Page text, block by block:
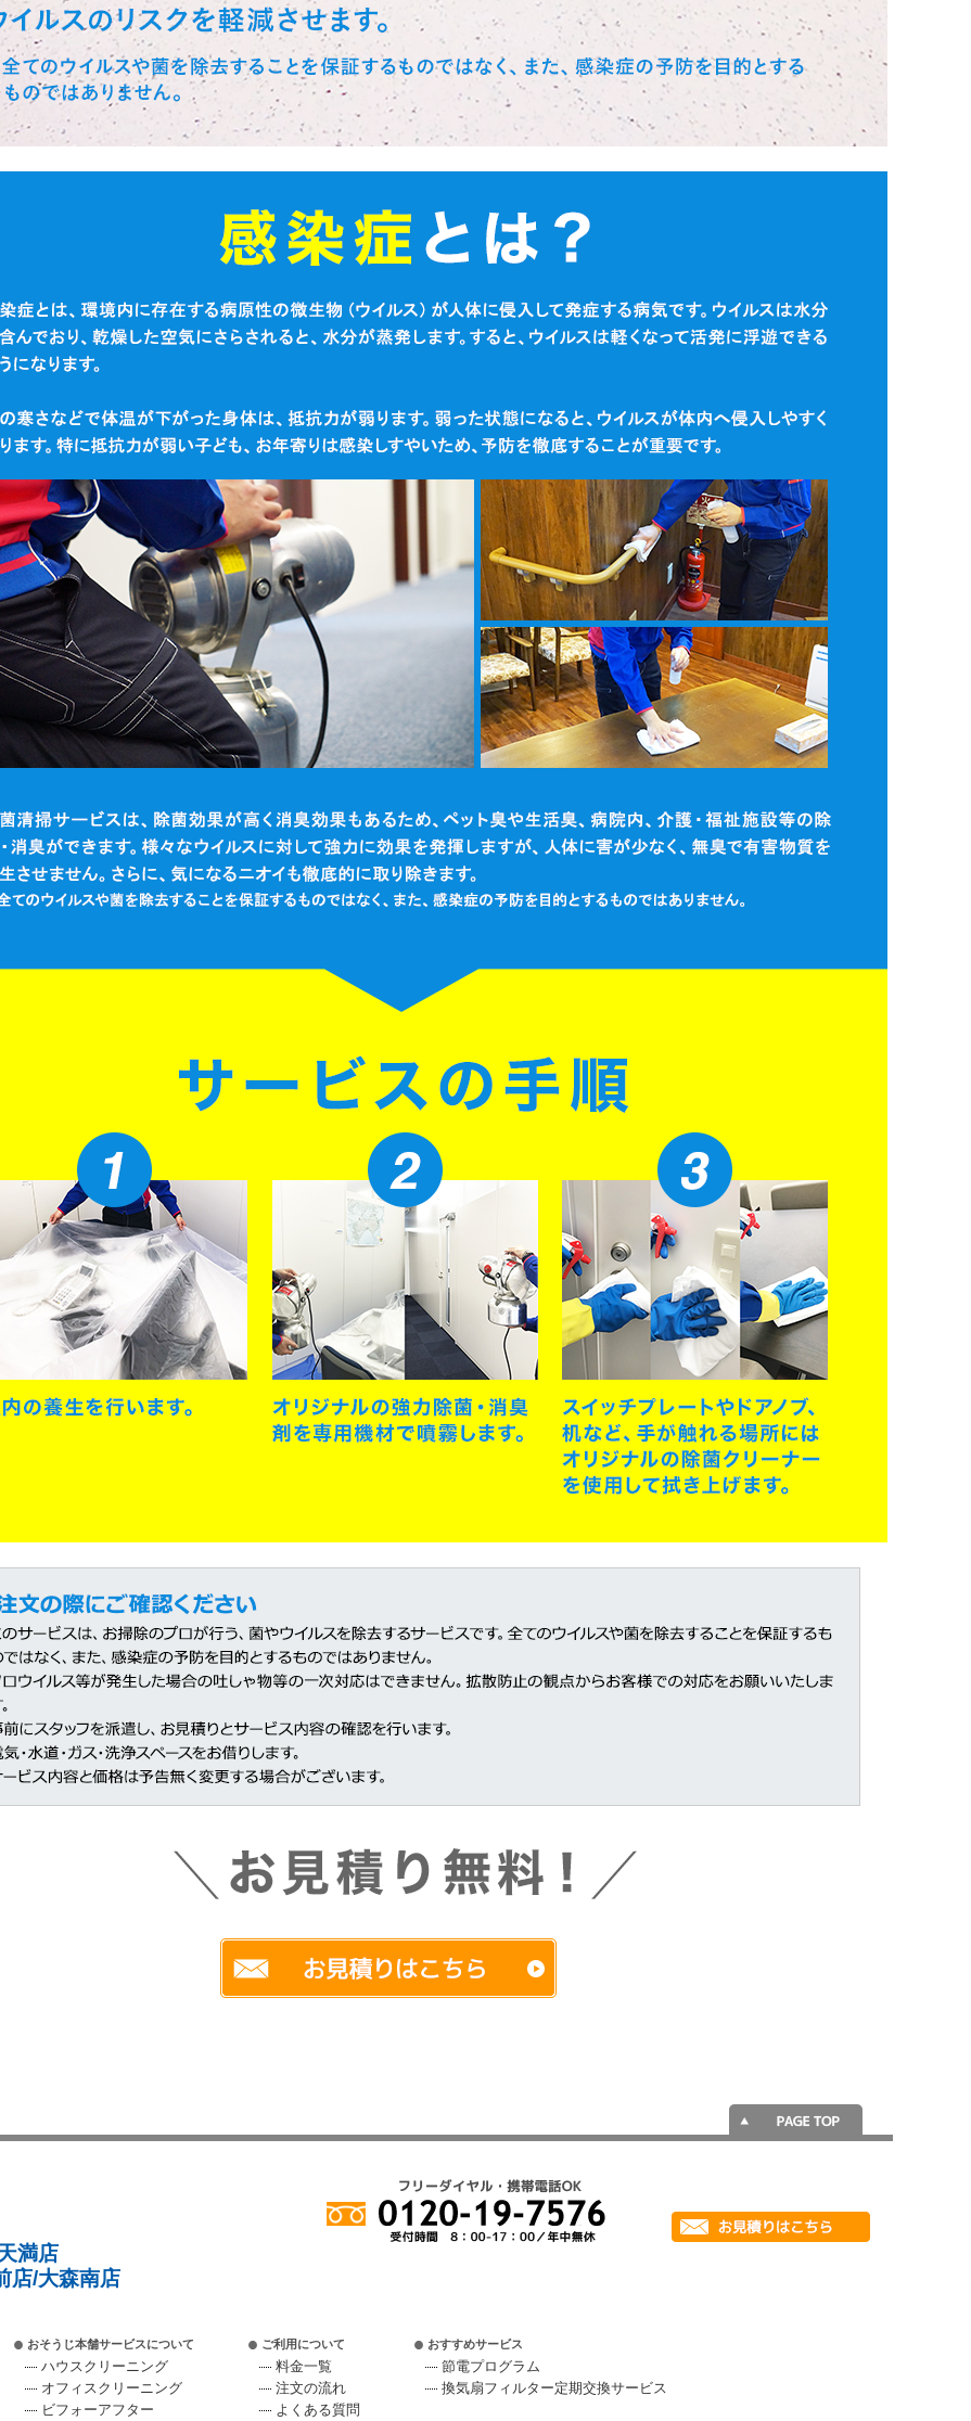
満店
店/大森南店
おそうじ本舗サービスについて
ハウスクリーニング
オフィスクリーニング
ビフォーアフター
ご利用について
料金一覧
注文の流れ
よくある質問
おすすめサービス
節電プログラム
換気扇フィルター定期交換サービス